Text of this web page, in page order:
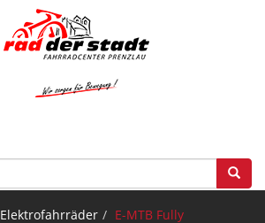
Elektrofahrräder E-MTB Fully